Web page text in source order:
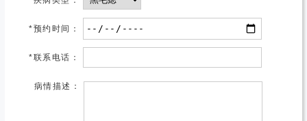
*预约时间：
*联系电话：
病情描述：